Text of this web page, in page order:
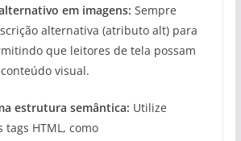
em imagens: Sempre
alternativa (atributo alt) para
que leitores de tela possam
visual.
estrutura semântica: Utilize
HTML, como